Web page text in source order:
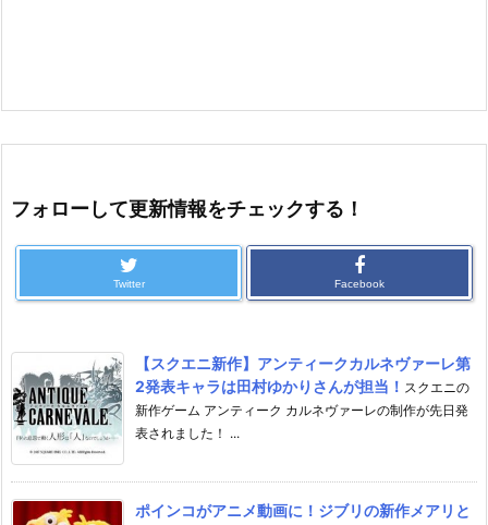
フォローして更新情報をチェックする！
Twitter Facebook
【スクエニ新作】アンティークカルネヴァーレ第
2発表キャラは田村ゆかりさんが担当！ スクエニの
新作ゲーム アンティーク カルネヴァーレの制作が先日発
表されました！ ...
ポインコがアニメ動画に！ジブリの新作メアリと